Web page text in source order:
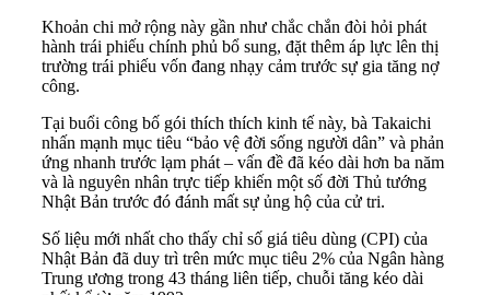
Khoản chi mở rộng này gần như chắc chắn đòi hỏi phát
hành trái phiếu chính phủ bổ sung, đặt thêm áp lực lên thị
trường trái phiếu vốn đang nhạy cảm trước sự gia tăng nợ
công.
Tại buổi công bố gói thích thích kinh tế này, bà Takaichi
nhấn mạnh mục tiêu “bảo vệ đời sống người dân” và phản
ứng nhanh trước lạm phát – vấn đề đã kéo dài hơn ba năm
và là nguyên nhân trực tiếp khiến một số đời Thủ tướng
Nhật Bản trước đó đánh mất sự ủng hộ của cử tri.
Số liệu mới nhất cho thấy chỉ số giá tiêu dùng (CPI) của
Nhật Bản đã duy trì trên mức mục tiêu 2% của Ngân hàng
Trung ương trong 43 tháng liên tiếp, chuỗi tăng kéo dài